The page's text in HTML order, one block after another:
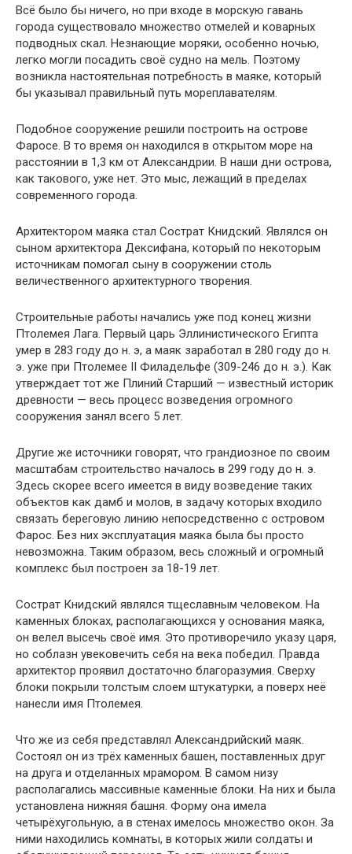
Всё было бы ничего, но при входе в морскую гавань
города существовало множество отмелей и коварных
подводных скал. Незнающие моряки, особенно ночью,
легко могли посадить своё судно на мель. Поэтому
возникла настоятельная потребность в маяке, который
бы указывал правильный путь мореплавателям.
Подобное сооружение решили построить на острове
Фаросе. В то время он находился в открытом море на
расстоянии в 1,3 км от Александрии. В наши дни острова,
как такового, уже нет. Это мыс, лежащий в пределах
современного города.
Архитектором маяка стал Сострат Книдский. Являлся он
сыном архитектора Дексифана, который по некоторым
источникам помогал сыну в сооружении столь
величественного архитектурного творения.
Строительные работы начались уже под конец жизни
Птолемея Лага. Первый царь Эллинистического Египта
умер в 283 году до н. э, а маяк заработал в 280 году до н.
э. уже при Птолемее II Филадельфе (309-246 до н. э.). Как
утверждает тот же Плиний Старший — известный историк
древности — весь процесс возведения огромного
сооружения занял всего 5 лет.
Другие же источники говорят, что грандиозное по своим
масштабам строительство началось в 299 году до н. э.
Здесь скорее всего имеется в виду возведение таких
объектов как дамб и молов, в задачу которых входило
связать береговую линию непосредственно с островом
Фарос. Без них эксплуатация маяка была бы просто
невозможна. Таким образом, весь сложный и огромный
комплекс был построен за 18-19 лет.
Сострат Книдский являлся тщеславным человеком. На
каменных блоках, располагающихся у основания маяка,
он велел высечь своё имя. Это противоречило указу царя,
но соблазн увековечить себя на века победил. Правда
архитектор проявил достаточно благоразумия. Сверху
блоки покрыли толстым слоем штукатурки, а поверх неё
нанесли имя Птолемея.
Что же из себя представлял Александрийский маяк.
Состоял он из трёх каменных башен, поставленных друг
на друга и отделанных мрамором. В самом низу
располагались массивные каменные блоки. На них и была
установлена нижняя башня. Форму она имела
четырёхугольную, а в стенах имелось множество окон. За
ними находились комнаты, в которых жили солдаты и